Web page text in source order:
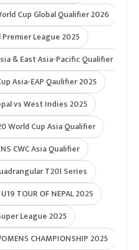
Cup Global Qualifier 2026
Premier League 2025
& East Asia-Pacific Qualifier
Asia-EAP Qaulifier 2025
vs West Indies 2025
World Cup Asia Qualifier
CWC Asia Qualifier
T20I Series
TOUR OF NEPAL 2025
League 2025
CHAMPIONSHIP 2025